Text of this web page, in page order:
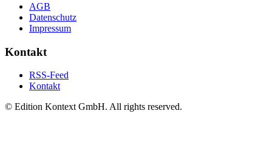
AGB
Datenschutz
Impressum
Kontakt
RSS-Feed
Kontakt
© Edition Kontext GmbH. All rights reserved.